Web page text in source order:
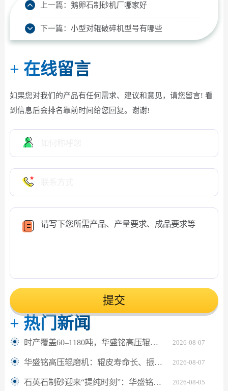
上一篇： 鹅卵石制砂机厂哪家好
下一篇： 小型对辊破碎机型号有哪些
+ 在线留言
如果您对我们的产品有任何需求、建议和意见，请您留言! 看
到信息后会排名靠前时间给您回复。谢谢!
提交
+ 热门新闻
2026-08-07
时产覆盖60–1180吨，华盛铭高压辊磨机轻松应对鹅卵石制砂
2026-08-07
华盛铭高压辊磨机：辊皮寿命长、振动小，满足水泥熟料24小时连续粉磨
2026-08-05
石英石制砂迎来“提纯时刻”：华盛铭对辊机如何坐稳高纯砂生产C位？